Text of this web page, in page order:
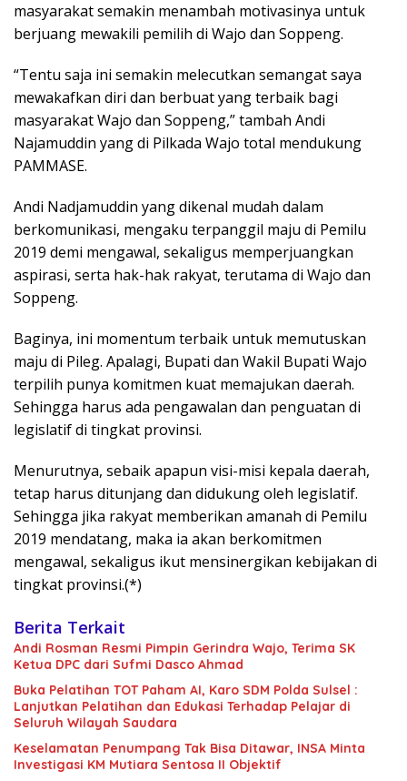
masyarakat semakin menambah motivasinya untuk
berjuang mewakili pemilih di Wajo dan Soppeng.
“Tentu saja ini semakin melecutkan semangat saya
mewakafkan diri dan berbuat yang terbaik bagi
masyarakat Wajo dan Soppeng,” tambah Andi
Najamuddin yang di Pilkada Wajo total mendukung
PAMMASE.
Andi Nadjamuddin yang dikenal mudah dalam
berkomunikasi, mengaku terpanggil maju di Pemilu
2019 demi mengawal, sekaligus memperjuangkan
aspirasi, serta hak-hak rakyat, terutama di Wajo dan
Soppeng.
Baginya, ini momentum terbaik untuk memutuskan
maju di Pileg. Apalagi, Bupati dan Wakil Bupati Wajo
terpilih punya komitmen kuat memajukan daerah.
Sehingga harus ada pengawalan dan penguatan di
legislatif di tingkat provinsi.
Menurutnya, sebaik apapun visi-misi kepala daerah,
tetap harus ditunjang dan didukung oleh legislatif.
Sehingga jika rakyat memberikan amanah di Pemilu
2019 mendatang, maka ia akan berkomitmen
mengawal, sekaligus ikut mensinergikan kebijakan di
tingkat provinsi.(*)
Berita Terkait
Andi Rosman Resmi Pimpin Gerindra Wajo, Terima SK
Ketua DPC dari Sufmi Dasco Ahmad
Buka Pelatihan TOT Paham AI, Karo SDM Polda Sulsel :
Lanjutkan Pelatihan dan Edukasi Terhadap Pelajar di
Seluruh Wilayah Saudara
Keselamatan Penumpang Tak Bisa Ditawar, INSA Minta
Investigasi KM Mutiara Sentosa II Objektif